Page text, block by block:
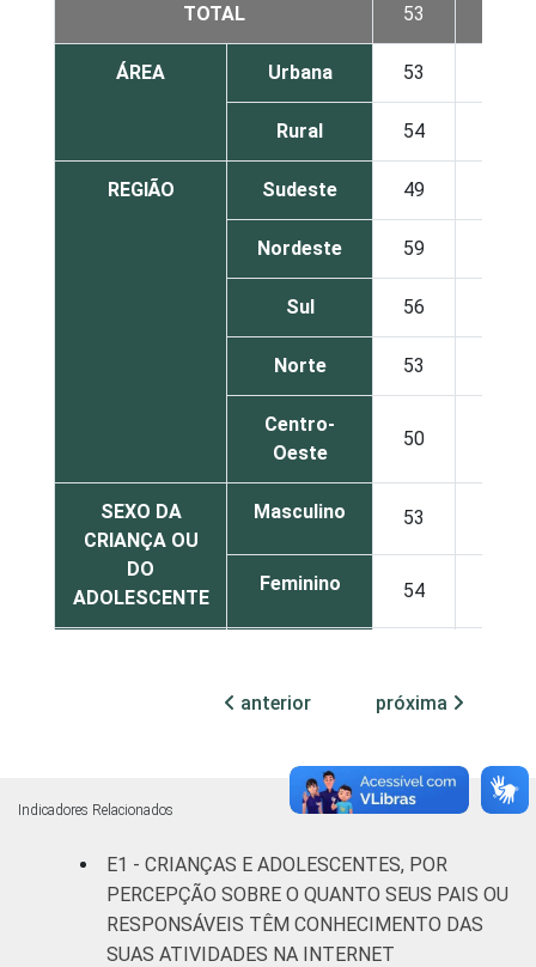
TOTAL 53
ÁREA Urbana 53
Rural 54
REGIÃO Sudeste 49
Nordeste 59
Sul 56
Norte 53
Centro-
Oeste
50
SEXO DA
CRIANÇA OU
DO
ADOLESCENTE
Masculino 53
Feminino 54
I
Fundamental
II
54 37
Médio ou
mais
54
FAIXA ETÁRIA
De 9 a 10
anterior próxima
Indicadores Relacionados
E1 - CRIANÇAS E ADOLESCENTES, POR
PERCEPÇÃO SOBRE O QUANTO SEUS PAIS OU
RESPONSÁVEIS TÊM CONHECIMENTO DAS
SUAS ATIVIDADES NA INTERNET